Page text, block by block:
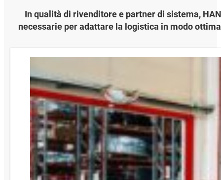
In qualità di rivenditore e partner di sistema,
necessarie per adattare la logistica in modo